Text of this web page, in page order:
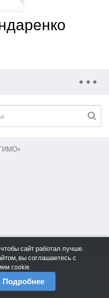
сайт работал лучше.
вы соглашаетесь с
cookie.
Подробнее